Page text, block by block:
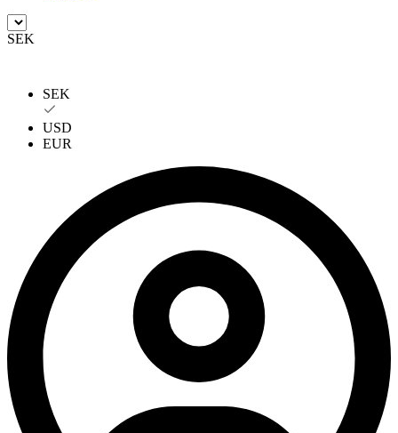
SEK
SEK
USD
EUR